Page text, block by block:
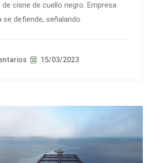
cisne de cuello negro. Empresa
se defiende, señalando
15/03/2023